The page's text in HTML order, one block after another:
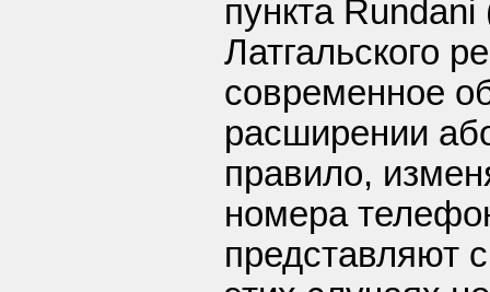
пункта
Латгальского
современное
расширении
правило,
номера
представляют